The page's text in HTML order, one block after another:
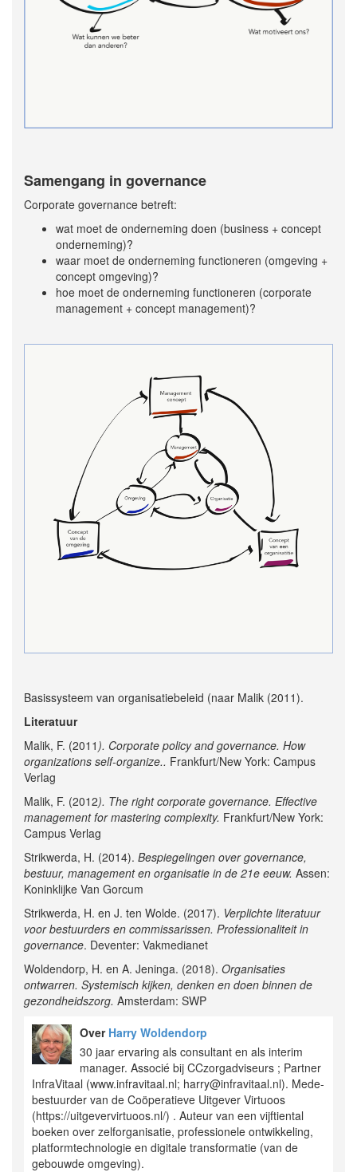
Samengang in governance
Corporate governance betreft:
wat moet de onderneming doen (business + concept
onderneming)?
waar moet de onderneming functioneren (omgeving +
concept omgeving)?
hoe moet de onderneming functioneren (corporate
management + concept management)?
Basissysteem van organisatiebeleid (naar Malik (2011).
Literatuur
Malik, F. (2011 ). Corporate policy and governance. How
organizations self-organize.. Frankfurt/New York: Campus
Verlag
Malik, F. (2012). The right corporate governance. Effective
management for mastering complexity. Frankfurt/New York:
Campus Verlag
Strikwerda, H. (2014). Bespiegelingen over governance,
bestuur, management en organisatie in de 21e eeuw. Assen:
Koninklijke Van Gorcum
Strikwerda, H. en J. ten Wolde. (2017). Verplichte literatuur
voor bestuurders en commissarissen. Professionaliteit in
governance. Deventer: Vakmedianet
Woldendorp, H. en A. Jeninga. (2018). Organisaties
ontwarren. Systemisch kijken, denken en doen binnen de
gezondheidszorg. Amsterdam: SWP
Over Harry Woldendorp
30 jaar ervaring als consultant en als interim
manager. Associé bij CCzorgadviseurs ; Partner
InfraVitaal (www.infravitaal.nl; harry@infravitaal.nl). Mede-
bestuurder van de Coöperatieve Uitgever Virtuoos
(https://uitgevervirtuoos.nl/) . Auteur van een vijftiental
boeken over zelforganisatie, professionele ontwikkeling,
platformtechnologie en digitale transformatie (van de
gebouwde omgeving).